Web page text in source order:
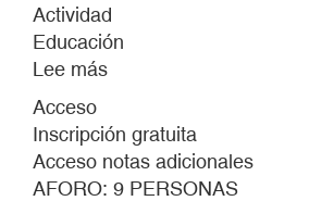
Actividad
Educación
Lee más
performativos
2021
Acceso
Inscripción gratuita
Acceso notas adicionales
AFORO: 9 PERSONAS